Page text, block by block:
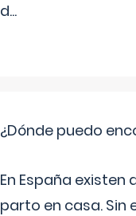
d...
¿Dónde puedo
En España
parto en casa. Sin